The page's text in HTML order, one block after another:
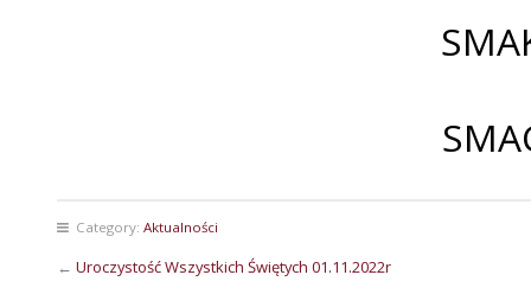
Category: Aktualności
← Uroczystość Wszystkich Świętych 01.11.2022r